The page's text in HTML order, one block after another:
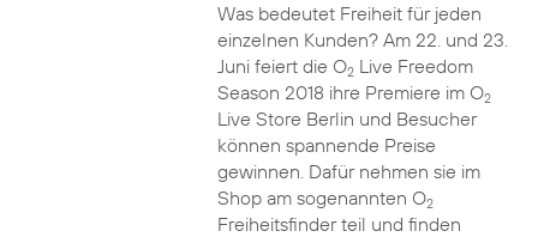
Was bedeutet Freiheit für jeden
einzelnen Kunden? Am 22. und 23.
Juni feiert die O2Live Freedom
Season 2018 ihre Premiere im O2
Live Store Berlin und Besucher
können spannende Preise
gewinnen. Dafür nehmen sie im
Shop am sogenannten O2
Freiheitsfinder teil und finden